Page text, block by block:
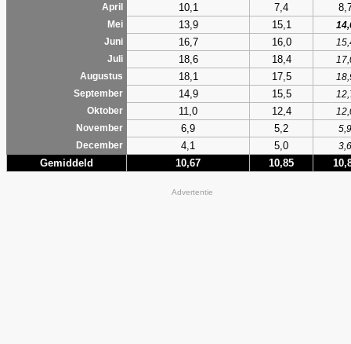
April 10,1 7,4
Mei 13,9 15,1
Juni
16,7 16,0
Juli
18,6 18,4
Augustus
18,1 17,5
September
14,9 15,5
Oktober
11,0 12,4
November
6,9 5,2
5,9
December
4,1 5,0 3,6
Gemiddeld 10,67 10,85
Advertentie